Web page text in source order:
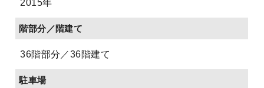
2015年
階部分／階建て
36階部分／36階建て
駐車場